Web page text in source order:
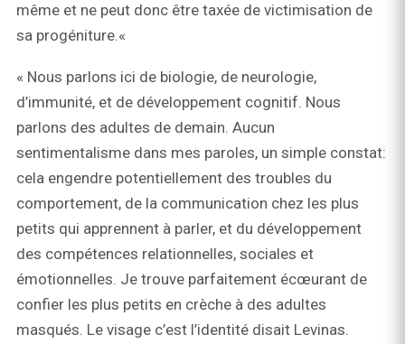
même et ne peut donc être taxée de victimisation de
sa progéniture.«
« Nous parlons ici de biologie, de neurologie,
d’immunité, et de développement cognitif. Nous
parlons des adultes de demain. Aucun
sentimentalisme dans mes paroles, un simple constat:
cela engendre potentiellement des troubles du
comportement, de la communication chez les plus
petits qui apprennent à parler, et du développement
des compétences relationnelles, sociales et
émotionnelles. Je trouve parfaitement écœurant de
confier les plus petits en crèche à des adultes
masqués. Le visage c’est l’identité disait Levinas.